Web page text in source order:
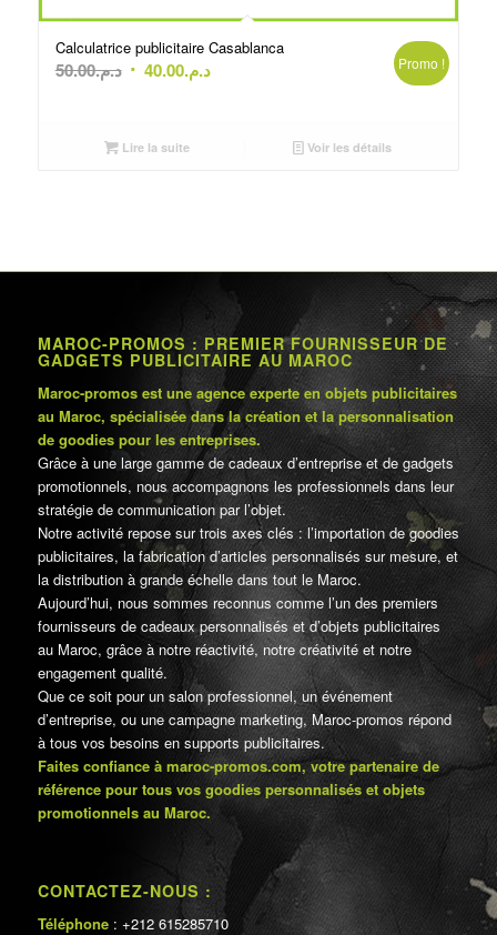
Calculatrice publicitaire Casablanca
د.م.50.00
Le
était :
د.م.40.00
Le
Promo !
Lire la suite Voir les détails
MAROC-PROMOS : PREMIER FOURNISSEUR DE
GADGETS PUBLICITAIRE AU MAROC
Maroc-promos est une agence experte en objets publicitaires
au Maroc, spécialisée dans la création et la personnalisation
de goodies pour les entreprises.
Grâce à une large gamme de cadeaux d’entreprise et de gadgets
promotionnels, nous accompagnons les professionnels dans leur
stratégie de communication par l’objet.
Notre activité repose sur trois axes clés : l’importation de goodies
publicitaires, la fabrication d’articles personnalisés sur mesure, et
la distribution à grande échelle dans tout le Maroc.
Aujourd’hui, nous sommes reconnus comme l’un des premiers
fournisseurs de cadeaux personnalisés et d’objets publicitaires
au Maroc, grâce à notre réactivité, notre créativité et notre
engagement qualité.
Que ce soit pour un salon professionnel, un événement
d’entreprise, ou une campagne marketing, Maroc-promos répond
à tous vos besoins en supports publicitaires.
Faites confiance à maroc-promos.com, votre partenaire de
référence pour tous vos goodies personnalisés et objets
promotionnels au Maroc.
CONTACTEZ-NOUS :
Téléphone : +212 615285710